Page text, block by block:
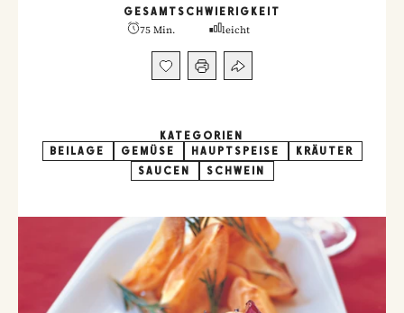
GESAMT
75 Min.
SCHWIERIGKEIT
leicht
KATEGORIEN
BEILAGE
GEMÜSE HAUPTSPEISE
KRÄUTER
SAUCEN
SCHWEIN